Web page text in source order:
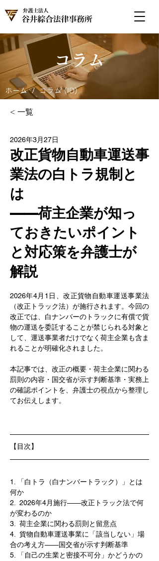
コラム
ホーム / コラム (ID)
< 一覧
2026年3月27日
改正貨物自動車運送事
業法の白トラ規制と
は
——荷主企業が知っ
ておきたいポイント
と対応策を弁護士が
解説
2026年4月1日、改正貨物自動車運送事業法
（改正トラック法）が施行されます。今回の
改正では、白ナンバーのトラックに有償で貨
物の運送を委託することが禁じられる対象と
して、運送事業者だけでなく荷主企業も含ま
れることが明確化されました。
本記事では、改正の概要・荷主企業に関わる
罰則の内容・国交省が示す判断基準・実務上
の確認ポイントを、弁護士の視点から整理し
てお伝えします。
【目次】
1. 「白トラ（白ナンバートラック）」とは
何か
2.  2026年4月施行——改正トラック法で何
が変わるのか
3.  荷主企業に関わる罰則と留意点
4.  貨物自動車運送事業に「該当しない」場
合の考え方——国交省が示す判断基準
5. 「自己の生業と密接不可分」かどうかの